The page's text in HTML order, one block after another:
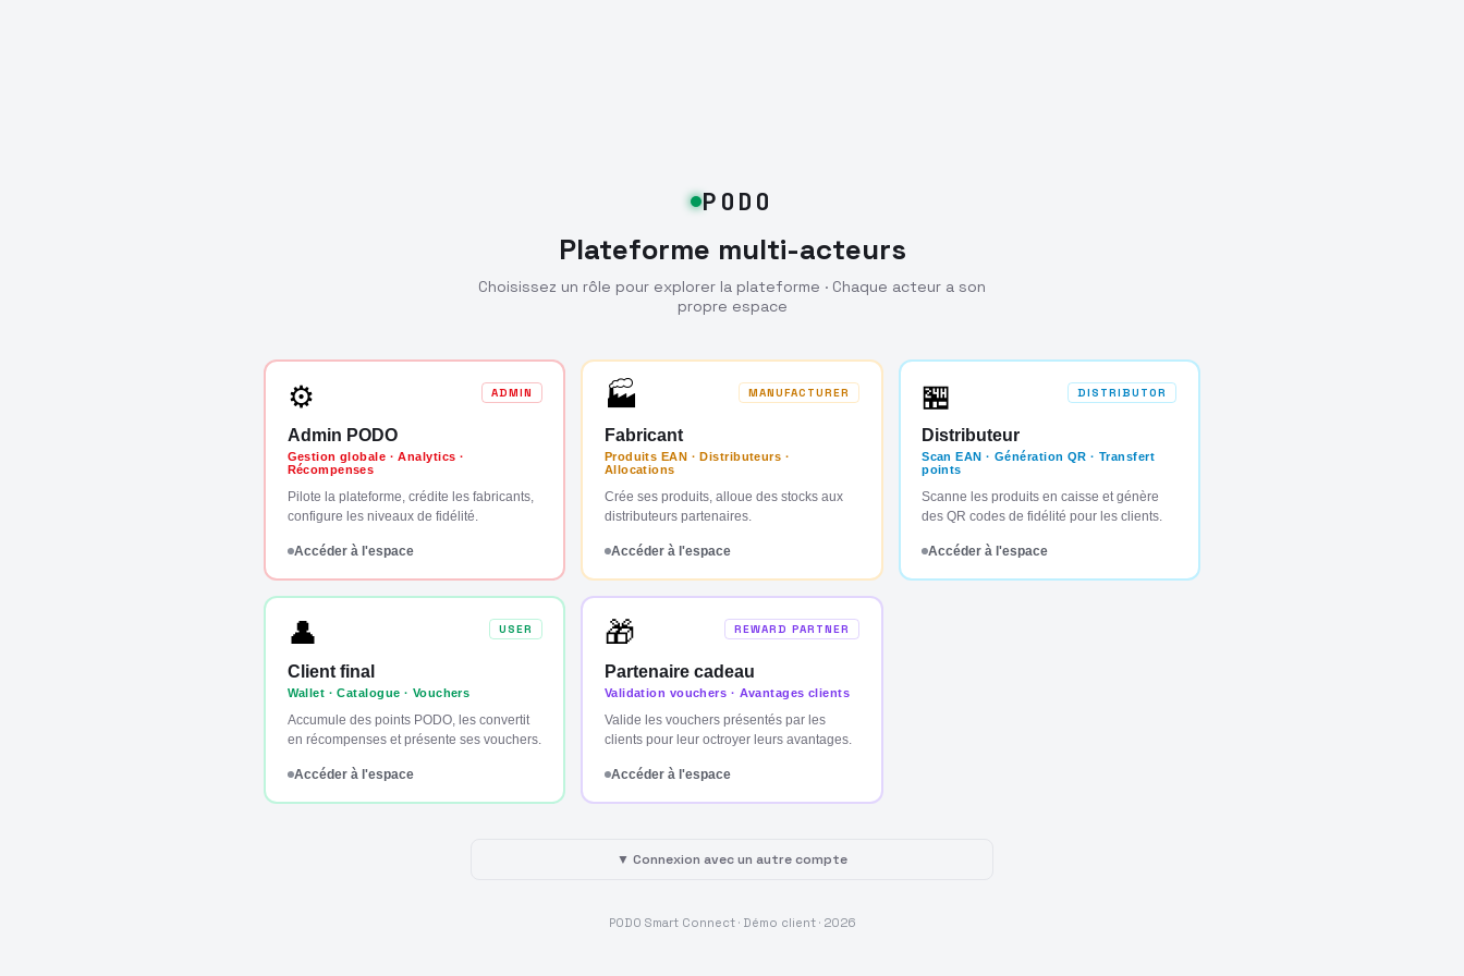
PODO
Plateforme multi-acteurs
Choisissez un rôle pour explorer la plateforme · Chaque acteur a son
propre espace
⚙ ADMIN
Admin PODO
Gestion globale · Analytics ·
Récompenses
Pilote la plateforme, crédite les fabricants,
configure les niveaux de fidélité.
Accéder à l'espace
🏭 MANUFACTURER
Fabricant
Produits EAN · Distributeurs ·
Allocations
Crée ses produits, alloue des stocks aux
distributeurs partenaires.
Accéder à l'espace
🏪 DISTRIBUTOR
Distributeur
Scan EAN · Génération QR · Transfert
points
Scanne les produits en caisse et génère
des QR codes de fidélité pour les clients.
Accéder à l'espace
👤 USER
Client final
Wallet · Catalogue · Vouchers
Accumule des points PODO, les convertit
en récompenses et présente ses vouchers.
Accéder à l'espace
🎁 REWARD PARTNER
Partenaire cadeau
Validation vouchers · Avantages clients
Valide les vouchers présentés par les
clients pour leur octroyer leurs avantages.
Accéder à l'espace
▼ Connexion avec un autre compte
PODO Smart Connect · Démo client · 2026